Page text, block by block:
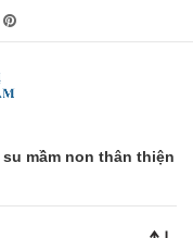
mầm non thân thiện